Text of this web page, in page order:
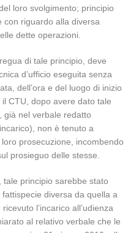
loro svolgimento; principio
con riguardo alla diversa
dette operazioni.
di tale principio, deve
d’ufficio eseguita senza
dell’ora e del luogo di inizio
CTU, dopo avere dato tale
già nel verbale redatto
non è tenuto a
prosecuzione, incombendo
prosieguo delle stesse.
principio sarebbe stato
diversa da quella a
l’incarico all’udienza
al relativo verbale che le